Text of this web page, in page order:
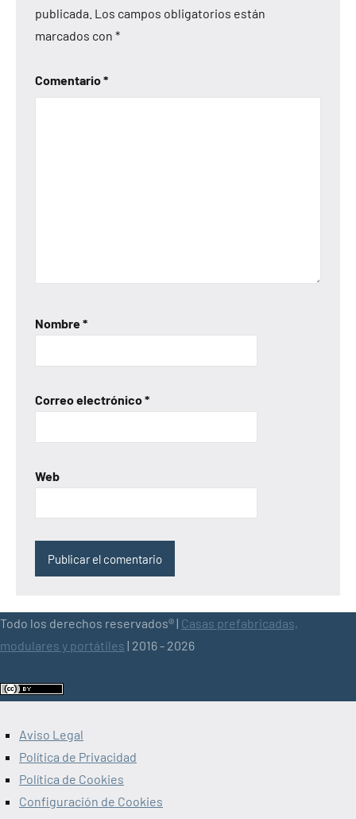
publicada. Los campos obligatorios están
marcados con *
Comentario*
Nombre*
Correo electrónico*
Web
Todo los derechos reservados® | Casas prefabricadas,
modulares y portátiles | 2016 - 2026
Aviso Legal
Política de Privacidad
Política de Cookies
Configuración de Cookies